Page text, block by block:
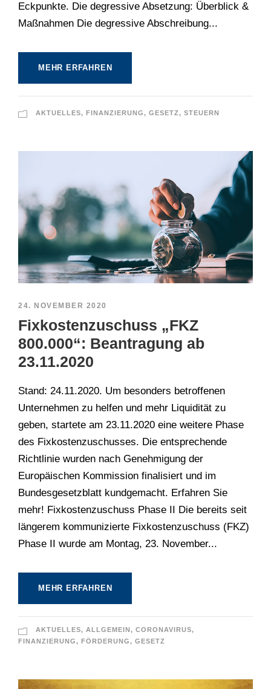
Eckpunkte. Die degressive Absetzung: Überblick &
Maßnahmen Die degressive Abschreibung...
MEHR ERFAHREN
AKTUELLES, FINANZIERUNG, GESETZ, STEUERN
24. NOVEMBER 2020
Fixkostenzuschuss „FKZ
800.000“: Beantragung ab
23.11.2020
Stand: 24.11.2020. Um besonders betroffenen
Unternehmen zu helfen und mehr Liquidität zu
geben, startete am 23.11.2020 eine weitere Phase
des Fixkostenzuschusses. Die entsprechende
Richtlinie wurden nach Genehmigung der
Europäischen Kommission finalisiert und im
Bundesgesetzblatt kundgemacht. Erfahren Sie
mehr! Fixkostenzuschuss Phase II Die bereits seit
längerem kommunizierte Fixkostenzuschuss (FKZ)
Phase II wurde am Montag, 23. November...
MEHR ERFAHREN
AKTUELLES, ALLGEMEIN , CORONAVIRUS,
FINANZIERUNG, FÖRDERUNG, GESETZ